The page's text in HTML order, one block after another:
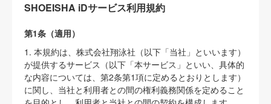
SHOEISHA iDサービス利用規約
第1条（適用）
1. 本規約は、株式会社翔泳社（以下「当社」といいます）
が提供するサービス（以下「本サービス」といい、具体的
な内容については、第2条第1項に定めるとおりとします）
に関し、当社と利用者との間の権利義務関係を定めること